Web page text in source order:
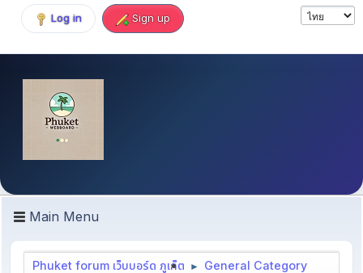
Log in Sign up
Main Menu
Phuket forum เว็บบอร์ด ภูเก็ต ► General Category